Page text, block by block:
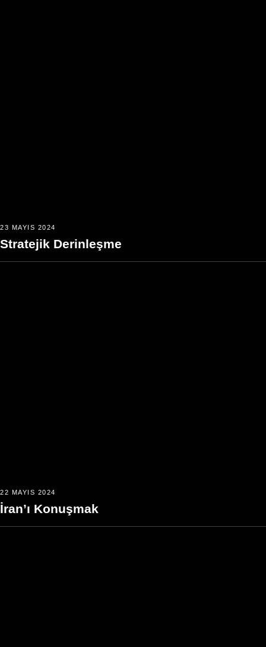
23 MAYIS 2024
Stratejik Derinleşme
22 MAYIS 2024
İran’ı Konuşmak